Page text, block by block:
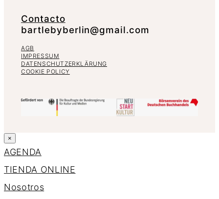
Contacto
bartlebyberlin@gmail.com
AGB
IMPRESSUM
DATENSCHUTZERKLÄRUNG
COOKIE POLICY
×
AGENDA
TIENDA ONLINE
Nosotros